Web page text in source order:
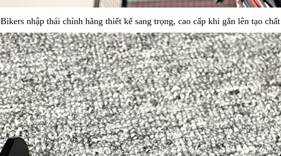
nhập thái chính hãng thiết kế sang trọng, cao cấp khi gắn lên tạo